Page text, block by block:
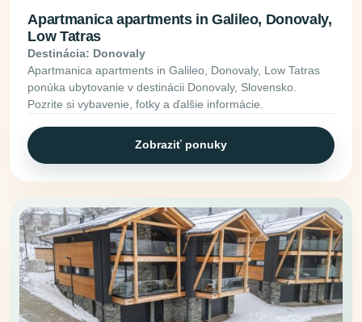
Apartmanica apartments in Galileo, Donovaly,
Low Tatras
Destinácia: Donovaly
Apartmanica apartments in Galileo, Donovaly, Low Tatras
ponúka ubytovanie v destinácii Donovaly, Slovensko.
Pozrite si vybavenie, fotky a ďalšie informácie.
Zobraziť ponuky